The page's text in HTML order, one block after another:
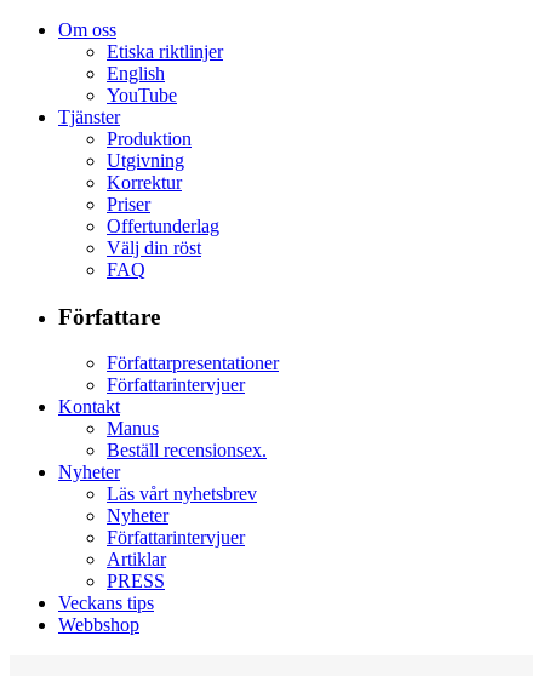
Om oss
Etiska riktlinjer
English
YouTube
Tjänster
Produktion
Utgivning
Korrektur
Priser
Offertunderlag
Välj din röst
FAQ
Författare
Författarpresentationer
Författarintervjuer
Kontakt
Manus
Beställ recensionsex.
Nyheter
Läs vårt nyhetsbrev
Nyheter
Författarintervjuer
Artiklar
PRESS
Veckans tips
Webbshop